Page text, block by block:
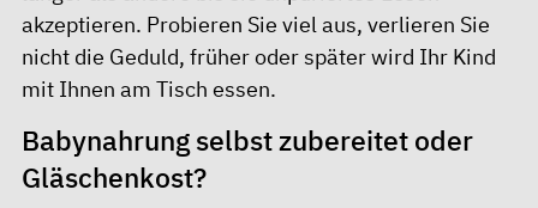
akzeptieren. Probieren Sie viel aus, verlieren Sie
nicht die Geduld, früher oder später wird Ihr Kind
mit Ihnen am Tisch essen.
Babynahrung selbst zubereitet oder
Gläschenkost?